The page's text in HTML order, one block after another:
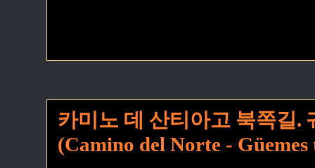
카미노 데 산티아고 북쪽길.
(Camino del Norte -